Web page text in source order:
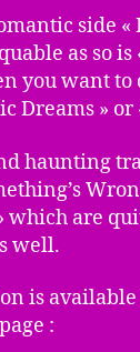
side
as so is
you want
Dreams » or
haunting
which are
well.
is
: